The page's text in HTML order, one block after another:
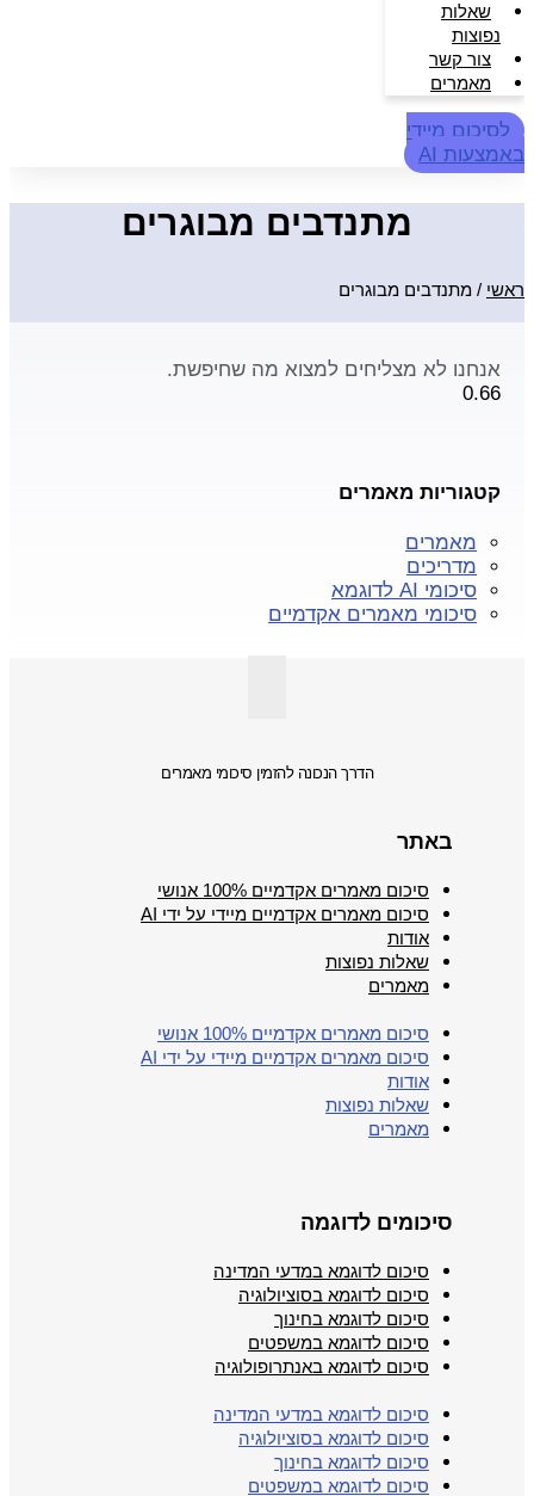
שאלות
נפוצות
צור קשר
מאמרים
לסיכום מיידי
באמצעות AI
מתנדבים מבוגרים
ראשי / מתנדבים מבוגרים
אנחנו לא מצליחים למצוא מה שחיפשת.
קטגוריות מאמרים
מאמרים
מדריכים
סיכומי AI לדוגמא
סיכומי מאמרים אקדמיים
הדרך הנכונה להזמין סיכומי מאמרים
באתר
סיכום מאמרים אקדמיים 100% אנושי
סיכום מאמרים אקדמיים מיידי על ידי AI
אודות
שאלות נפוצות
מאמרים
סיכום מאמרים אקדמיים 100% אנושי
סיכום מאמרים אקדמיים מיידי על ידי AI
אודות
שאלות נפוצות
מאמרים
סיכומים לדוגמה
סיכום לדוגמא במדעי המדינה
סיכום לדוגמא בסוציולוגיה
סיכום לדוגמא בחינוך
סיכום לדוגמא במשפטים
סיכום לדוגמא באנתרופולוגיה
סיכום לדוגמא במדעי המדינה
סיכום לדוגמא בסוציולוגיה
סיכום לדוגמא בחינוך
סיכום לדוגמא במשפטים